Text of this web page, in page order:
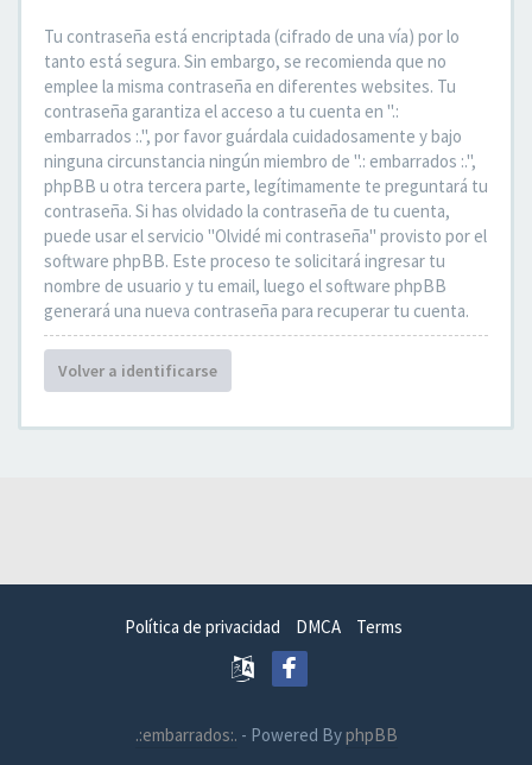
Tu contraseña está encriptada (cifrado de una vía) por lo
tanto está segura. Sin embargo, se recomienda que no
emplee la misma contraseña en diferentes websites. Tu
contraseña garantiza el acceso a tu cuenta en ".:
embarrados :.", por favor guárdala cuidadosamente y bajo
ninguna circunstancia ningún miembro de ".: embarrados :.",
phpBB u otra tercera parte, legítimamente te preguntará tu
contraseña. Si has olvidado la contraseña de tu cuenta,
puede usar el servicio "Olvidé mi contraseña" provisto por el
software phpBB. Este proceso te solicitará ingresar tu
nombre de usuario y tu email, luego el software phpBB
generará una nueva contraseña para recuperar tu cuenta.
Volver a identificarse
Política de privacidad DMCA Terms
.:embarrados:. - Powered ByphpBB